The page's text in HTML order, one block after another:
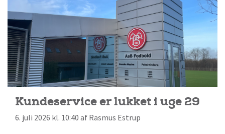
Kundeservice er lukket i uge 29
6. juli 2026 kl. 10:40 af Rasmus Estrup